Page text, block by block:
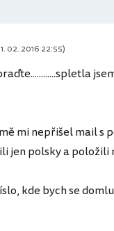
mi nepřišel mail s
jen polsky a položili
kde bych se
02. 2016 22:55)